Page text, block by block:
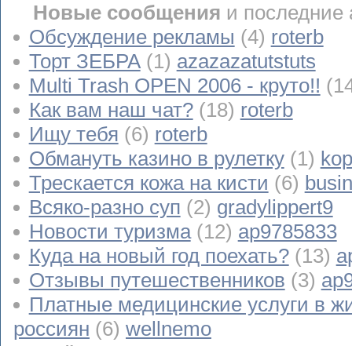
Новые сообщения и последние
Обсуждение рекламы (4) roterb
Торт ЗЕБРА (1) azazazatutstuts
Multi Trash OPEN 2006 - круто!!
Как вам наш чат? (18) roterb
Ищу тебя (6) roterb
Обмануть казино в рулетку (1)
Трескается кожа на кисти (6)
Всяко-разно суп (2) gradylippert9
Новости туризма (12) ap9785833
Куда на новый год поехать? (13)
Отзывы путешественников (3)
Платные медицинские услуги в
россиян (6) wellnemo